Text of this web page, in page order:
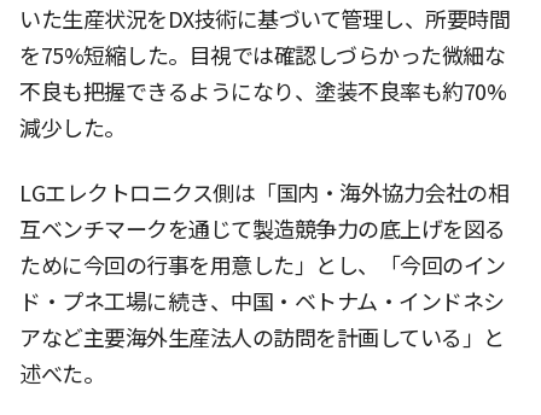
いた生産状況をDX技術に基づいて管理し、所要時間
を75%短縮した。目視では確認しづらかった微細な
不良も把握できるようになり、塗装不良率も約70%
減少した。
LGエレクトロニクス側は「国内・海外協力会社の相
互ベンチマークを通じて製造競争力の底上げを図る
ために今回の行事を用意した」とし、「今回のイン
ド・プネ工場に続き、中国・ベトナム・インドネシ
アなど主要海外生産法人の訪問を計画している」と
述べた。